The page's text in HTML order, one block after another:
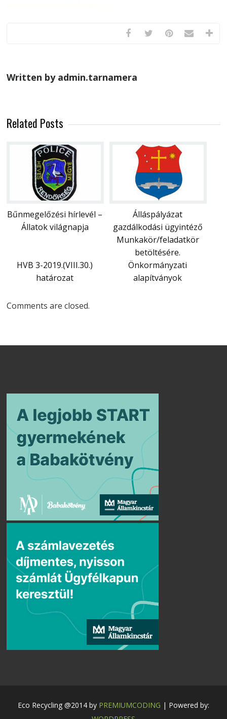
Written by admin.tarnamera
Related Posts
Bűnmegelőzési hírlevél –
Állatok világnapja
Álláspályázat
gazdálkodási ügyintéző
Munkakör/feladatkör
betöltésére.
HVB 3-2019.(VIII.30.)
határozat
Önkormányzati
alapítványok
Comments are closed.
Eco Recycling @2014 by PREMIUMCODING | Powered by: